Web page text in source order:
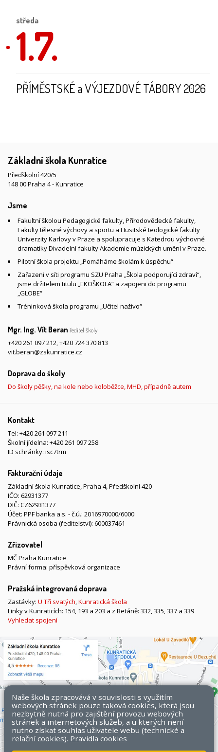
středa
1.7.
PŘÍMĚSTSKÉ a VÝJEZDOVÉ TÁBORY 2026
Základní škola Kunratice
Předškolní 420/5
148 00 Praha 4 - Kunratice
Jsme
Fakultní školou Pedagogické fakulty, Přírodovědecké fakulty,
Fakulty tělesné výchovy a sportu a Husitské teologické fakulty
Univerzity Karlovy v Praze a spolupracuje s Katedrou výchovné
dramatiky Divadelní fakulty Akademie múzických umění v Praze.
Pilotní škola projektu „Pomáháme školám k úspěchu“
Zařazeni v síti programu SZU Praha „Škola podporující zdraví“,
jsme držitelem titulu „EKOŠKOLA“ a zapojeni do programu
„GLOBE“
Tréninková škola programu „Učitel naživo“
Mgr. Ing. Vít Beran ředitel školy
+420 261 097 212,+420 724 370 813
vit.beran@zskunratice.cz
Doprava do školy
Do školy pěšky, na kole nebo koloběžce, MHD, případně autem
Kontakt
Tel: +420 261 097 211
Školní jídelna: +420 261 097 258
ID schránky: isc7trm
Fakturační údaje
Základní škola Kunratice, Praha 4, Předškolní 420
IČO: 62931377
DIČ: CZ62931377
Účet: PPF banka a.s. - č.ú.: 2016970000/6000
Právnická osoba (ředitelství): 600037461
Zřizovatel
MČ Praha Kunratice
Právní forma: příspěvková organizace
Pražská integrovaná doprava
Zastávky: U Tří svatých,Kunratická škola
Linky v Kunraticích: 154, 193 a 203 a z Betáně: 332, 335, 337 a 339
Vyhledat spojení
Naše škola zpracovává v souvislosti s využitím
webových stránek pouze taková cookies, která jsou
nezbytně nutná pro zajištění provozu webových
stránek a internetových služeb, a u kterých není
nutno získat souhlas uživatele webu (technické a
relační cookies). Pravidla cookies